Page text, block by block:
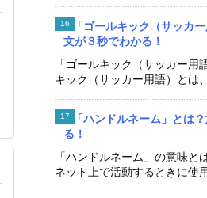
「ゴールキック（サッカ
文が３秒でわかる！
「ゴールキック（サッカー用
キック（サッカー用語）とは、
「ハンドルネーム」とは
る！
「ハンドルネーム」の意味と
ネット上で活動するときに使用